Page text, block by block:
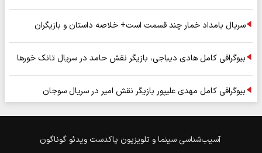
سریال بامداد خمار چند قسمت است+ خلاصه داستان و بازیگران
بیوگرافی کامل هادی دیباجی، بازیگر نقش حامد در سریال تانک خورها
بیوگرافی کامل مهدی علیپور بازیگر نقش امیر در سریال سوجان
آسیب‌شناسی سینما و تلویزیون پاکدست ویدئو گوناگون